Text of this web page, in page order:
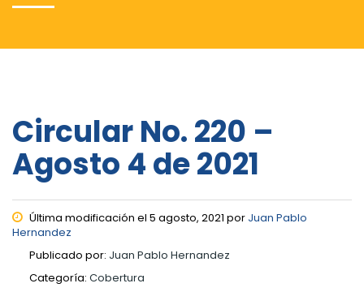
Circular No. 220 –
Agosto 4 de 2021
Última modificación el 5 agosto, 2021 por Juan Pablo
Hernandez
Publicado por: Juan Pablo Hernandez
Categoría: Cobertura